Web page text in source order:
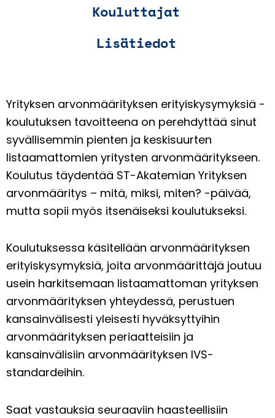
Kouluttajat
Lisätiedot
Yrityksen arvonmäärityksen erityiskysymyksiä -
koulutuksen tavoitteena on perehdyttää sinut
syvällisemmin pienten ja keskisuurten
listaamattomien yritysten arvonmääritykseen.
Koulutus täydentää ST-Akatemian Yrityksen
arvonmääritys – mitä, miksi, miten? -päivää,
mutta sopii myös itsenäiseksi koulutukseksi.
Koulutuksessa käsitellään arvonmäärityksen
erityiskysymyksiä, joita arvonmäärittäjä joutuu
usein harkitsemaan listaamattoman yrityksen
arvonmäärityksen yhteydessä, perustuen
kansainvälisesti yleisesti hyväksyttyihin
arvonmäärityksen periaatteisiin ja
kansainvälisiin arvonmäärityksen IVS-
standardeihin.
Saat vastauksia seuraaviin haasteellisiin